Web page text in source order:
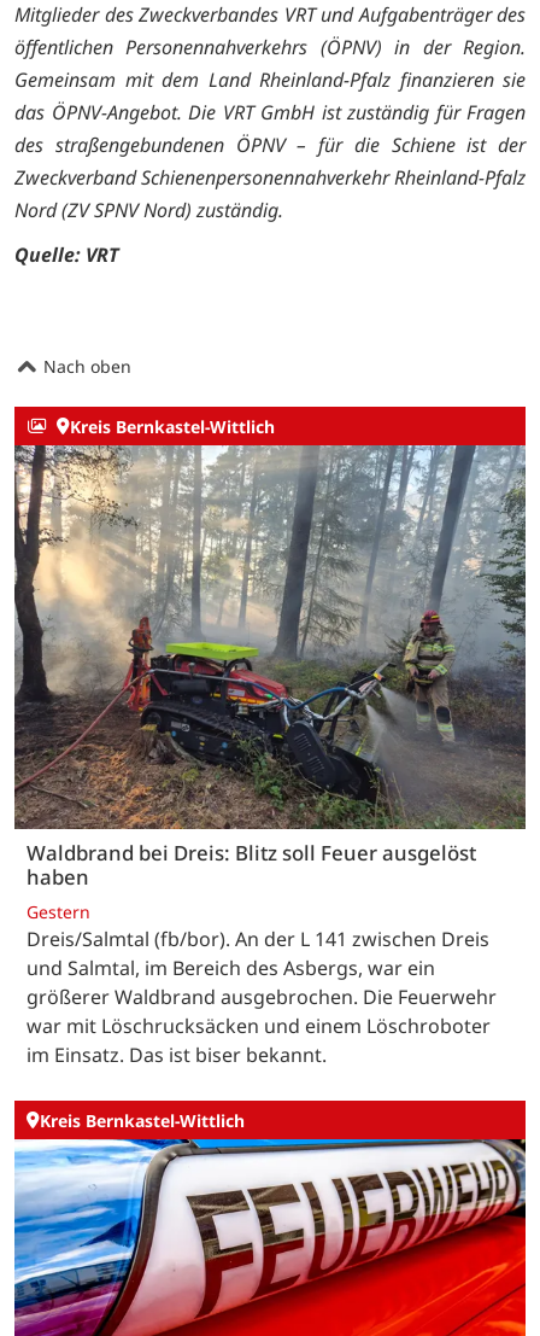
Mitglieder des Zweckverbandes VRT und Aufgabenträger des
öffentlichen Personennahverkehrs (ÖPNV) in der Region.
Gemeinsam mit dem Land Rheinland-Pfalz finanzieren sie
das ÖPNV-Angebot. Die VRT GmbH ist zuständig für Fragen
des straßengebundenen ÖPNV – für die Schiene ist der
Zweckverband Schienenpersonennahverkehr Rheinland-Pfalz
Nord (ZV SPNV Nord) zuständig.
Quelle: VRT
Nach oben
Kreis Bernkastel-Wittlich
Waldbrand bei Dreis: Blitz soll Feuer ausgelöst
haben
Gestern
Dreis/Salmtal (fb/bor). An der L 141 zwischen Dreis
und Salmtal, im Bereich des Asbergs, war ein
größerer Waldbrand ausgebrochen. Die Feuerwehr
war mit Löschrucksäcken und einem Löschroboter
im Einsatz. Das ist biser bekannt.
Kreis Bernkastel-Wittlich